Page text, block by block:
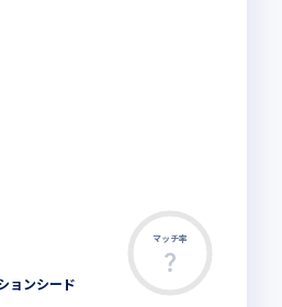
マッチ率
ョンシード